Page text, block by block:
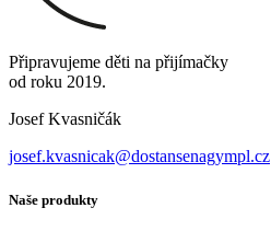
Připravujeme děti na přijímačky
od roku 2019.
Josef Kvasničák
josef.kvasnicak@dostansenagympl.cz
Naše produkty